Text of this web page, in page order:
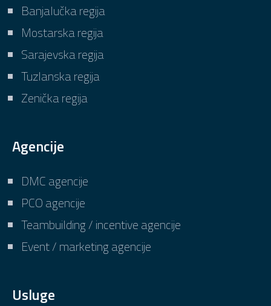
Banjalučka regija
Mostarska regija
Sarajevska regija
Tuzlanska regija
Zenička regija
Agencije
DMC agencije
PCO agencije
Teambuilding / incentive agencije
Event / marketing agencije
Usluge